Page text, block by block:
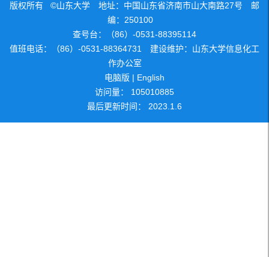
版权所有 ©山东大学 地址：中国山东省济南市山大南路27号 邮
编：250100
查号台：（86）-0531-88395114
值班电话：（86）-0531-88364731 建设维护：山东大学信息化工
作办公室
电脑版 | English
访问量： 105010885
最后更新时间： 2023 1 6